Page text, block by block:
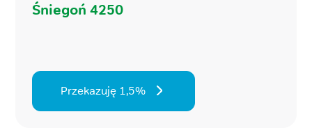
Śniegoń 4250
Przekazuję 1,5%